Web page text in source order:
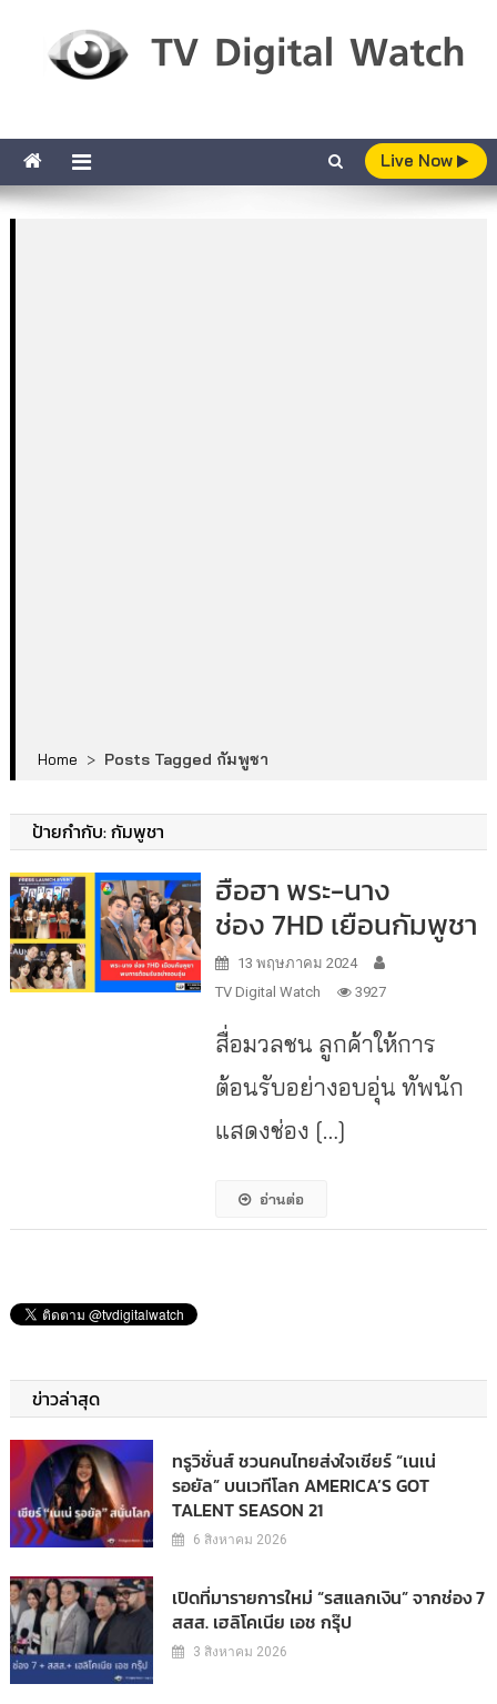
Live Now
Home > Posts Tagged กัมพูชา
ป้ายกำกับ:กัมพูชา
ฮือฮา พระ-นาง
ช่อง 7HD เยือนกัมพูชา
13 พฤษภาคม 2024
TV Digital Watch
3927
สื่อมวลชน ลูกค้าให้การ
ต้อนรับอย่างอบอุ่น ทัพนัก
แสดงช่อง […]
อ่านต่อ
ข่าวล่าสุด
ทรูวิชั่นส์ ชวนคนไทยส่งใจเชียร์ “เนเน่
รอยัล” บนเวทีโลก AMERICA’S GOT
TALENT SEASON 21
6 สิงหาคม 2026
เปิดที่มารายการใหม่ “รสแลกเงิน” จากช่อง 7
สสส. เฮลิโคเนีย เอช กรุ๊ป
3 สิงหาคม 2026